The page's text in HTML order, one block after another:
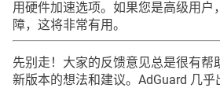
用硬件加速选项。如果您是高级用户
障，这将非常有用。
先别走！大家的反馈意见总是很有帮
新版本的想法和建议。AdGuard 几乎